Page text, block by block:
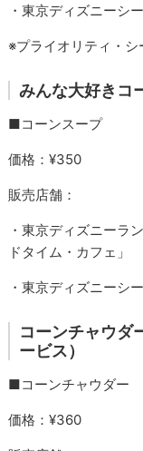
・東京ディズニーシ
※プライオリティ・
みんな大好きコ
■コーンスープ
価格：¥350
販売店舗：
・東京ディズニーラ
ドタイム・カフェ」
・東京ディズニーシ
コーンチャウダ
ービス）
■コーンチャウダー
価格：¥360